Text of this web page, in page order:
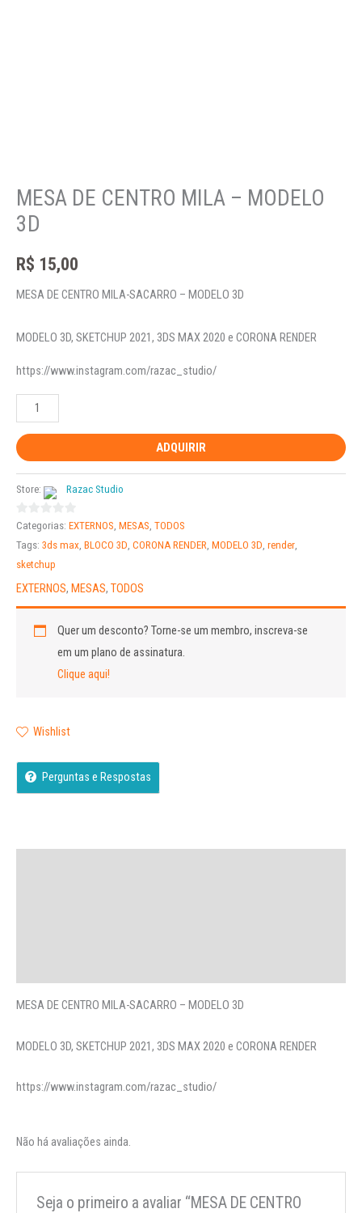
MESA DE CENTRO MILA – MODELO
3D
R$ 15,00
MESA DE CENTRO MILA-SACARRO – MODELO 3D
MODELO 3D, SKETCHUP 2021, 3DS MAX 2020 e CORONA RENDER
https://www.instagram.com/razac_studio/
ADQUIRIR
Store: Razac Studio
0
out
Categorias: EXTERNOS MESAS TODOS
Tags: 3ds max BLOCO 3D CORONA RENDER MODELO 3D render
sketchup
EXTERNOS, MESAS, TODOS
Quer um desconto?Torne-se um membro, inscreva-se
em um plano de assinatura.
Clique aqui!
Wishlist
Perguntas e Respostas
MESA DE CENTRO MILA-SACARRO – MODELO 3D
MODELO 3D, SKETCHUP 2021, 3DS MAX 2020 e CORONA RENDER
https://www.instagram.com/razac_studio/
Não há avaliações ainda.
Seja o primeiro a avaliar “MESA DE CENTRO